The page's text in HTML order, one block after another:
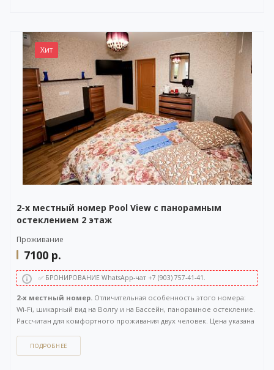
напрямуюпо телефону +7 (903) 757-41-41. Кнопка открытия
WhatsApp-чата также расположена в правом нижнем углу нашего
сайта.
Хит
2-х местный номер Pool View с панорамным
остеклением 2 этаж
Проживание
7100 р.
✅ БРОНИРОВАНИЕ WhatsApp-чат +7 (903) 757-41-41.
2-х местный номер. Отличительная особенность этого номера:
Wi-Fi, шикарный вид на Волгу и на Бассейн, панорамное остекление.
Рассчитан для комфортного проживания двух человек. Цена указана
Площадь 35 кв.м.
ПОДРОБНЕЕ